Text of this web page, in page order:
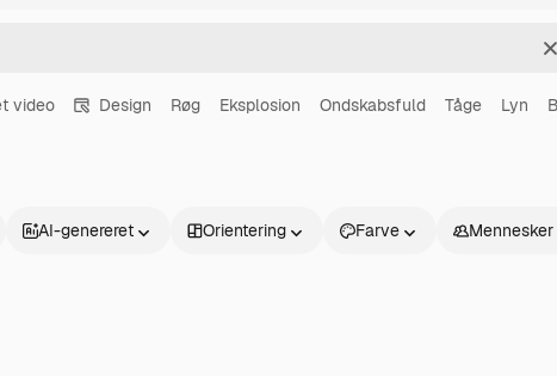
video Design Røg Eksplosion Ondskabsfuld Tåge Lyn
AI-genereret Orientering Farve Mennesker